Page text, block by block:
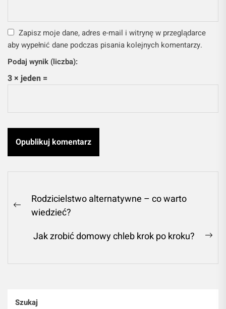
Zapisz moje dane, adres e-mail i witrynę w przeglądarce
aby wypełnić dane podczas pisania kolejnych komentarzy.
Podaj wynik (liczba):
3 × jeden =
Nawigacja
wpisu
Previous
Rodzicielstwo alternatywne – co warto
wiedzieć?
Jak zrobić domowy chleb krok po kroku?
Szukaj